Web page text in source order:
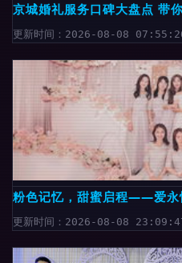
京城婚礼服务口碑大盘点 带
更新时间：2026-08-08
粉色记忆，甜蜜启程——爱永
更新时间：2026-08-08